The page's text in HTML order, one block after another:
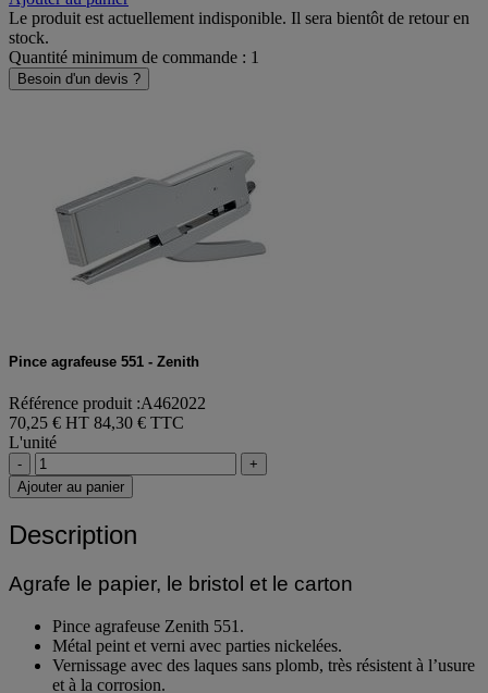
Le produit est actuellement indisponible. Il sera bientôt de retour en
stock.
Quantité minimum de commande : 1
Besoin d'un devis ?
Pince agrafeuse 551 - Zenith
Référence produit :A462022
70,25 € HT 84,30 € TTC
L'unité
-
+
Ajouter au panier
Description
Agrafe le papier, le bristol et le carton
Pince agrafeuse Zenith 551.
Métal peint et verni avec parties nickelées.
Vernissage avec des laques sans plomb, très résistent à l’usure
et à la corrosion.